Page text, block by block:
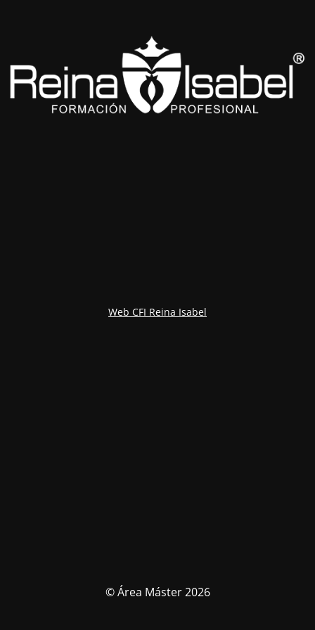
Web CFI Reina Isabel
© Área Máster 2026